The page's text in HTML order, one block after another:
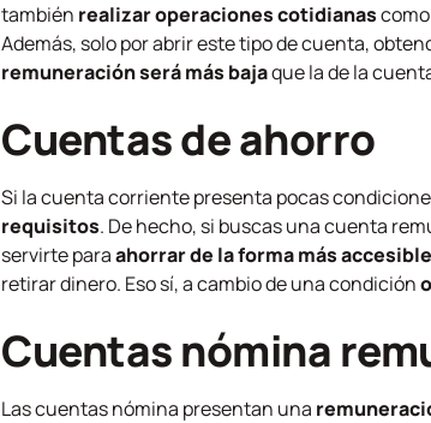
también realizar operaciones cotidianas
Además, solo por abrir este tipo de cuenta,
remuneración será más bajaque la de la
Cuentas de ahorro
Si la cuenta corriente presenta pocas
requisitos. De hecho, si buscas una cuenta
servirte paraahorrar de la forma más accesible
retirar dinero. Eso sí, a cambio de una condición
Cuentas nómina
Las cuentas nómina presentan una